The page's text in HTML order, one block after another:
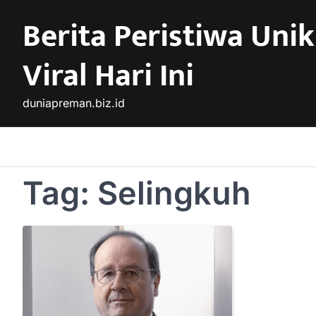
contentBerita Peristiwa
Viral Hari Ini
duniapreman.biz.id
Tag: Selingkuh